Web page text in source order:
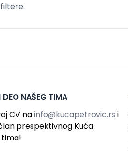
DEO NAŠEG TIMA
CV nainfo@kucapetrovic.rs i
prespektivnog Kuća